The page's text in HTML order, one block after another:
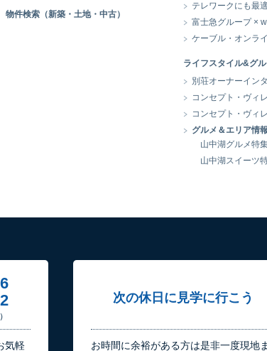
物件検索（新築・土地・中古）
テレワークにも最
富士急グループ ×
ケーブル・オンラ
ライフスタイル&グ
別荘オーナーイン
コンセプト・ヴィ
コンセプト・ヴィ
グルメ＆エリア情報
山中湖グルメ特
山中湖スイーツ
気軽
次の休日に見学に行こう
お時間に余裕がある方は是非一度現地ま